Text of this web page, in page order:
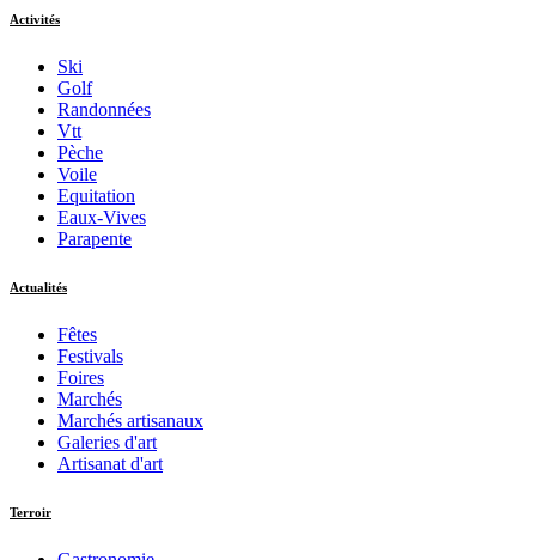
Activités
Ski
Golf
Randonnées
Vtt
Pèche
Voile
Equitation
Eaux-Vives
Parapente
Actualités
Fêtes
Festivals
Foires
Marchés
Marchés artisanaux
Galeries d'art
Artisanat d'art
Terroir